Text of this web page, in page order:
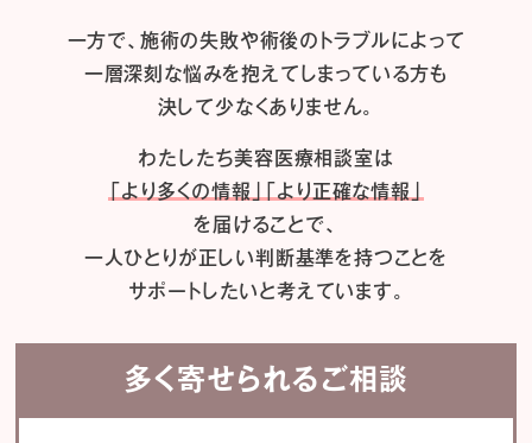
一方で、施術の失敗や術後のトラブルによって
一層深刻な悩みを抱えてしまっている方も
決して少なくありません。
わたしたち美容医療相談室は
「より多くの情報」「より正確な情報」
を届けることで、
一人ひとりが正しい判断基準を持つことを
サポートしたいと考えています。
多く寄せられるご相談